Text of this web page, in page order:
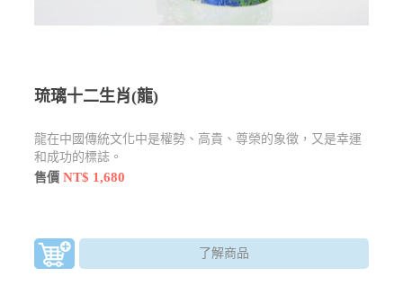
琉璃十二生肖(龍)
龍在中國傳統文化中是權勢、高貴、尊榮的象徵，又是幸運
和成功的標誌。
售價NT$ 1,680
了解商品